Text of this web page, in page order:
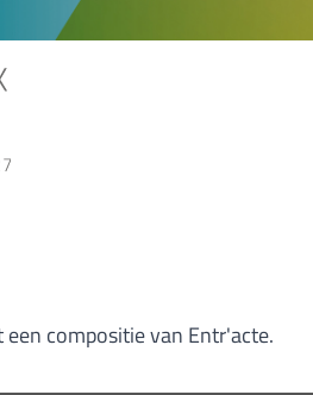
compositie van Entr'acte.